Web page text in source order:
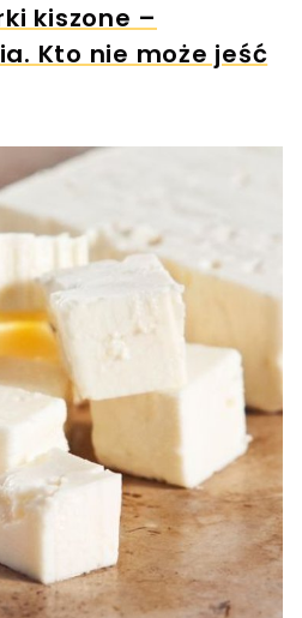
kiszone –
Kto nie może jeść